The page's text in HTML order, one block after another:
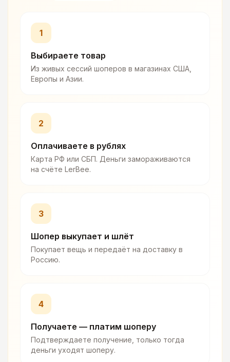
1
Выбираете товар
Из живых сессий шоперов в магазинах США,
Европы и Азии.
2
Оплачиваете в рублях
Карта РФ или СБП. Деньги замораживаются
на счёте LerBee.
3
Шопер выкупает и шлёт
Покупает вещь и передаёт на доставку в
Россию.
4
Получаете — платим шоперу
Подтверждаете получение, только тогда
деньги уходят шоперу.